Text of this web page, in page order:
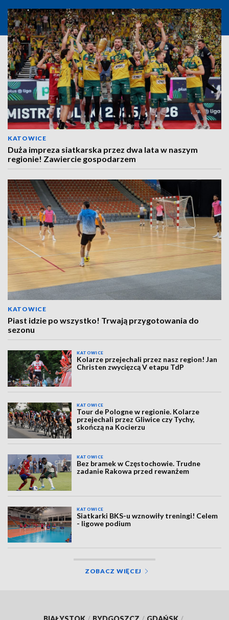
KATOWICE
Duża impreza siatkarska przez dwa lata w naszym
regionie! Zawiercie gospodarzem
KATOWICE
Piast idzie po wszystko! Trwają przygotowania do
sezonu
KATOWICE
Kolarze przejechali przez nasz region! Jan
Christen zwycięzcą V etapu TdP
KATOWICE
Tour de Pologne w regionie. Kolarze
przejechali przez Gliwice czy Tychy,
skończą na Kocierzu
KATOWICE
Bez bramek w Częstochowie. Trudne
zadanie Rakowa przed rewanżem
KATOWICE
Siatkarki BKS-u wznowiły treningi! Celem
- ligowe podium
ZOBACZ WIĘCEJ